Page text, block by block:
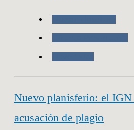
Nuevo planisferio: el IGN
acusación de plagio